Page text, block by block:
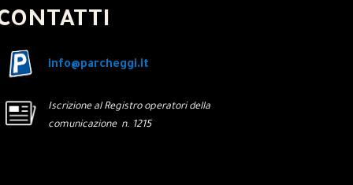
info@parcheggi.it
Iscrizione al Registro operatori della
comunicazione n. 1215